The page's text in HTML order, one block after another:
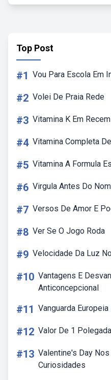
Top Post
#1 Vou Para Escola Em
#2 Volei De Praia Rede
#3 Vitamina K Em
#4 Vitamina Completa
#5 Vitamina A Formula
#6 Virgula Antes Do
#7 Versos De Amor E
#8 Ver Se O Jogo Roda
#9 Velocidade Da Luz
#10 Vantagens E
Anticoncepcional
#11 Vanguarda
#12 Valor De 1 Polegada
#13 Valentine's Day
Curiosidades